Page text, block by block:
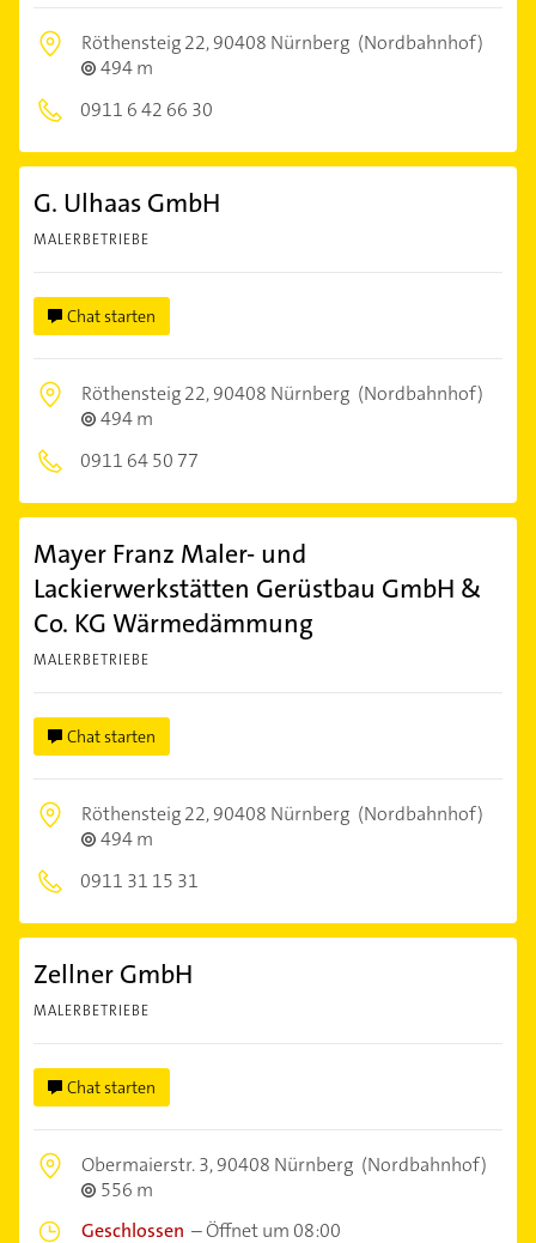
Röthensteig 22,90408 Nürnberg (Nordbahnhof)
494 m
0911 6 42 66 30
G. Ulhaas GmbH
MALERBETRIEBE
Chat starten
Röthensteig 22,90408 Nürnberg (Nordbahnhof)
494 m
0911 64 50 77
Mayer Franz Maler- und
Lackierwerkstätten Gerüstbau GmbH &
Co. KG Wärmedämmung
MALERBETRIEBE
Chat starten
Röthensteig 22,90408 Nürnberg (Nordbahnhof)
494 m
0911 31 15 31
Zellner GmbH
MALERBETRIEBE
Chat starten
Obermaierstr. 3,90408 Nürnberg (Nordbahnhof)
556 m
Geschlossen –Öffnet um 08:00